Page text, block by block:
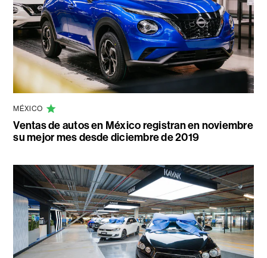
MÉXICO
Ventas de autos en México registran en noviembre
su mejor mes desde diciembre de 2019